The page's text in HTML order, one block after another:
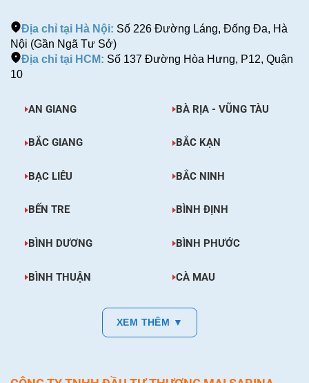
Địa chỉ tại Hà Nội: Số 226 Đường Láng, Đống Đa, Hà
Nội (Gần Ngã Tư Sở)
Địa chỉ tại HCM: Số 137 Đường Hòa Hưng, P12, Quận
10
AN GIANG BÀ RỊA - VŨNG TÀU
BẮC GIANG BẮC KẠN
BẠC LIÊU BẮC NINH
BẾN TRE BÌNH ĐỊNH
BÌNH DƯƠNG BÌNH PHƯỚC
BÌNH THUẬN CÀ MAU
XEM THÊM ▼